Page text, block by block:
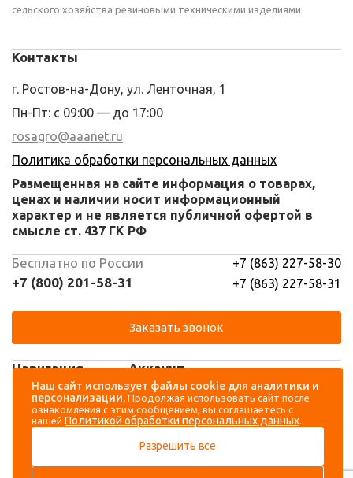
сельского хозяйства резиновыми техническими изделиями
Навигация
Каталог
О компании
Доставка и оплата
Аккаунт
Вход
Регистрация
Контакты
г. Ростов-на-Дону, ул. Ленточная, 1
Пн-Пт: с 09:00 — до 17:00
rosagro@aaanet.ru
Политика обработки персональных данных
Размещенная на сайте информация о товарах,
ценах и наличии носит информационный
характер и не является публичной офертой в
смысле ст. 437 ГК РФ
Бесплатно по России
+7 (800) 201-58-31
+7 (863) 227-58-30
+7 (863) 227-58-31
Заказать звонок
Наш сайт использует файлы cookie для аналитики и
персонализации. Продолжая использовать сайт после
ознакомления с этим сообщением, вы соглашаетесь с
нашей Политикой обработки персональных данных.
Разрешить все